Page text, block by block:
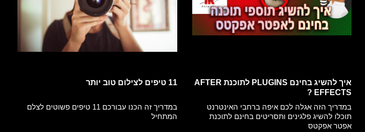
איך להשיג בחינם PLUGINS לתוכנת AFTER
EFFECTS ?
במדריך הזה אגלה לכם איפה ברחבי האינטרנט
תוכלו להשיג פלגינים ותסריטים בחינם לתוכנת
אפטר אפקטס
11 טיפים לצילום טוב יותר
במדריך זה הכנו עבורכם 11 טיפים פשוטים לצלם
המתחיל